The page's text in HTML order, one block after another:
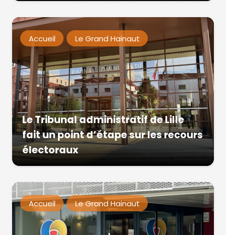
Accueil Le Grand Hainaut
Le Tribunal administratif de Lille
fait un point d’étape sur les recours
électoraux
Accueil Le Grand Hainaut